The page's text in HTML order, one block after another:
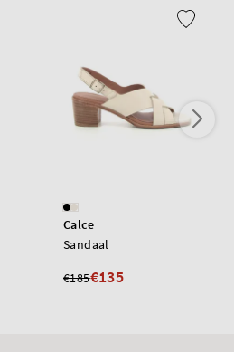
Calce
Sandaal
€185€135